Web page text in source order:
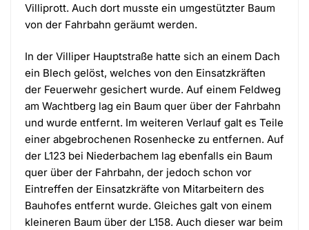
Villiprott. Auch dort musste ein umgestützter Baum
von der Fahrbahn geräumt werden.
In der Villiper Hauptstraße hatte sich an einem Dach
ein Blech gelöst, welches von den Einsatzkräften
der Feuerwehr gesichert wurde. Auf einem Feldweg
am Wachtberg lag ein Baum quer über der Fahrbahn
und wurde entfernt. Im weiteren Verlauf galt es Teile
einer abgebrochenen Rosenhecke zu entfernen. Auf
der L123 bei Niederbachem lag ebenfalls ein Baum
quer über der Fahrbahn, der jedoch schon vor
Eintreffen der Einsatzkräfte von Mitarbeitern des
Bauhofes entfernt wurde. Gleiches galt von einem
kleineren Baum über der L158. Auch dieser war beim